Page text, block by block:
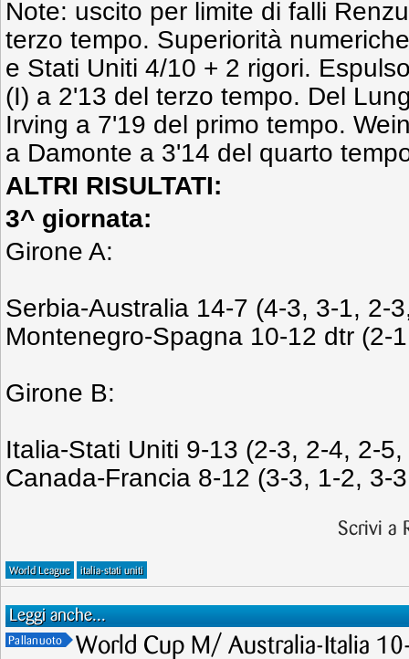
Note: uscito per limite di falli
terzo tempo. Superiorità
e Stati Uniti 4/10 + 2 rigori.
(I) a 2'13 del terzo tempo. Del
Irving a 7'19 del primo tempo.
a Damonte a 3'14 del quarto
ALTRI RISULTATI:
3^ giornata:
Girone A:
Serbia-Australia 14-7 (4-3, 3-1, 2-
Montenegro-Spagna 10-12 dtr (2-
Girone B:
Italia-Stati Uniti 9-13 (2-3, 2-4, 2-5,
Canada-Francia 8-12 (3-3, 1-2, 3-
Scrivi a
World League italia-stati uniti
Leggi anche...
Pallanuoto World Cup M/ Australia-Italia